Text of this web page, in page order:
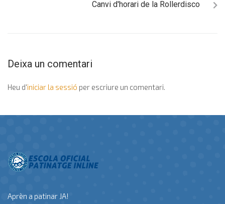
Canvi d'horari de la Rollerdisco
Deixa un comentari
Heu d'iniciar la sessió per escriure un comentari.
Aprèn a patinar JA!